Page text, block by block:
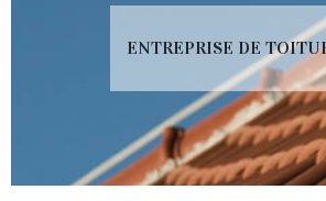
ENTREPRISE DE